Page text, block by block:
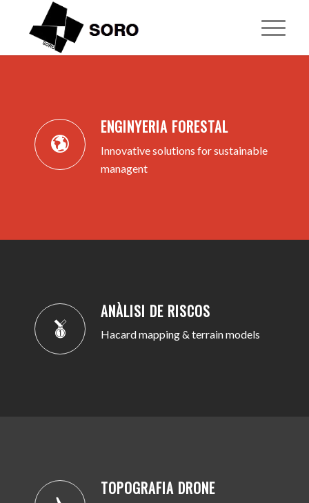
ENGINYERIA FORESTAL
Innovative solutions for sustainable
managent
ANÀLISI DE RISCOS
Hacard mapping & terrain models
TOPOGRAFIA DRONE